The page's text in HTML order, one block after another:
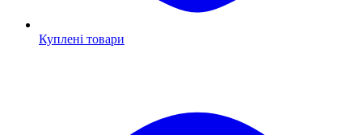
Куплені товари